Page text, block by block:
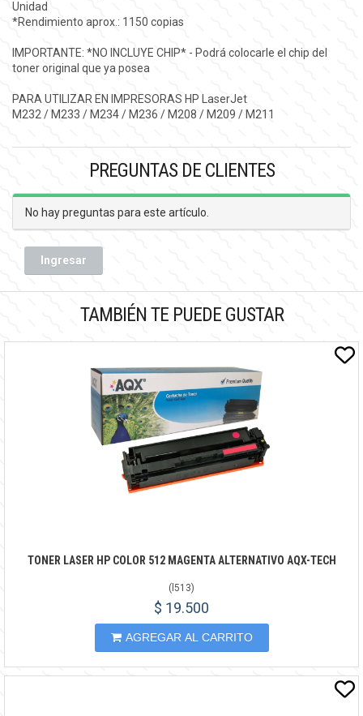
Unidad
*Rendimiento aprox.: 1150 copias
IMPORTANTE: *NO INCLUYE CHIP* - Podrá colocarle el chip del
toner original que ya posea
PARA UTILIZAR EN IMPRESORAS HP LaserJet
M232 / M233 / M234 / M236 / M208 / M209 / M211
PREGUNTAS DE CLIENTES
No hay preguntas para este artículo.
Ingresar
TAMBIÉN TE PUEDE GUSTAR
TONER LASER HP COLOR 512 MAGENTA ALTERNATIVO AQX-TECH
( l513)
$ 19.500
AGREGAR AL CARRITO